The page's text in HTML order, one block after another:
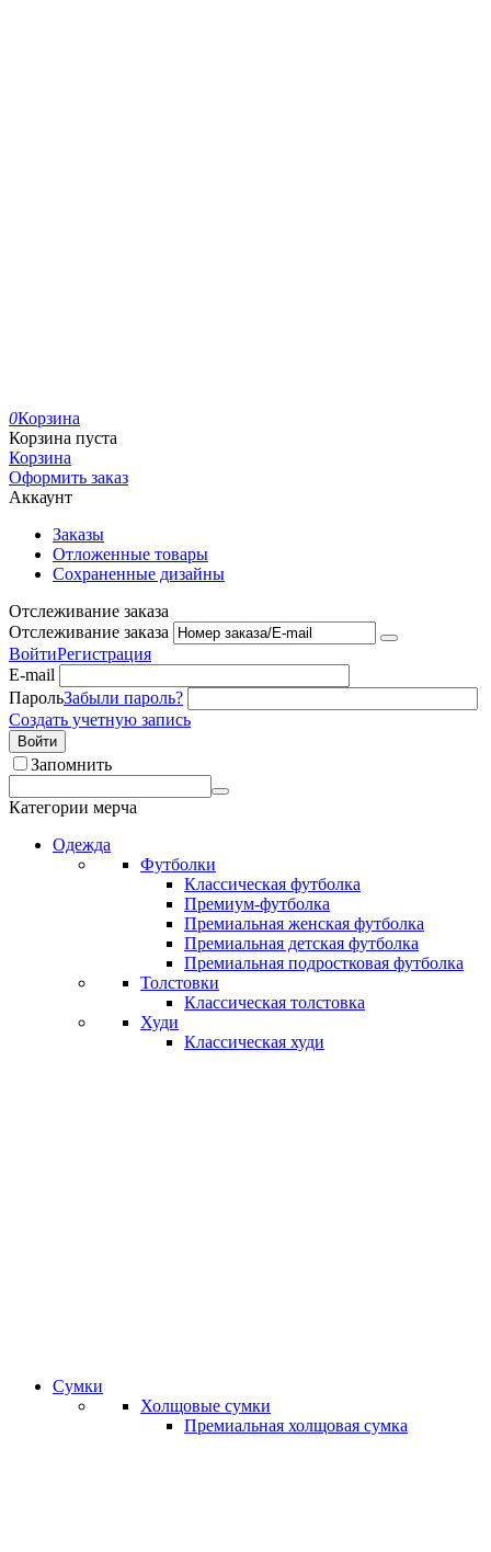
0Корзина
Корзина пуста
Корзина
Оформить заказ
Аккаунт
Заказы
Отложенные товары
Сохраненные дизайны
Отслеживание заказа
Отслеживание заказа
ВойтиРегистрация
E-mail
ПарольЗабыли пароль?
Создать учетную запись
Войти
Запомнить
Категории мерча
Одежда
Футболки
Классическая футболка
Премиум-футболка
Премиальная женская футболка
Премиальная детская футболка
Премиальная подростковая футболка
Толстовки
Классическая толстовка
Худи
Классическая худи
Сумки
Холщовые сумки
Премиальная холщовая сумка